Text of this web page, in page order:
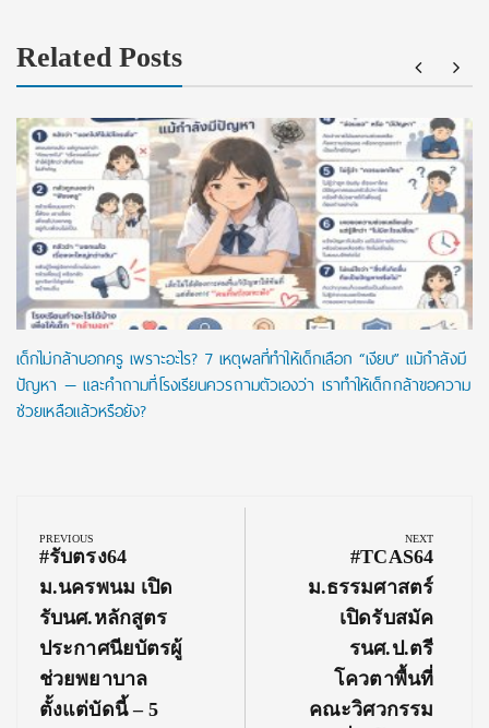
Related Posts
เด็กไม่กล้าบอกครู เพราะอะไร? 7 เหตุผลที่ทำให้เด็กเลือก “เงียบ” แม้กำลังมี
ปัญหา — และคำถามที่โรงเรียนควรถามตัวเองว่า เราทำให้เด็กกล้าขอความ
ช่วยเหลือแล้วหรือยัง?
navigation
PREVIOUS
Previous
Post:
#รับตรง64
ม.นครพนม เปิด
รับนศ.หลักสูตร
ประกาศนียบัตรผู้
ช่วยพยาบาล
ตั้งแต่บัดนี้ – 5
NEXT
Next
Post:
#TCAS64
ม.ธรรมศาสตร์
เปิดรับสมัค
รนศ.ป.ตรี
โควตาพื้นที่
คณะวิศวกรรม